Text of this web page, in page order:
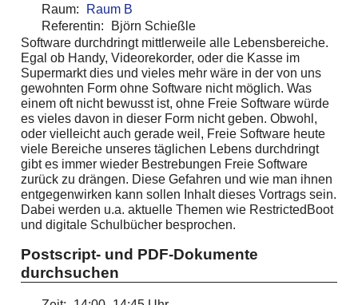
Raum:
Raum B
Referentin:
Björn Schießle
Software durchdringt mittlerweile alle Lebensbereiche.
Egal ob Handy, Videorekorder, oder die Kasse im
Supermarkt dies und vieles mehr wäre in der von uns
gewohnten Form ohne Software nicht möglich. Was
einem oft nicht bewusst ist, ohne Freie Software würde
es vieles davon in dieser Form nicht geben. Obwohl,
oder vielleicht auch gerade weil, Freie Software heute
viele Bereiche unseres täglichen Lebens durchdringt
gibt es immer wieder Bestrebungen Freie Software
zurück zu drängen. Diese Gefahren und wie man ihnen
entgegenwirken kann sollen Inhalt dieses Vortrags sein.
Dabei werden u.a. aktuelle Themen wie RestrictedBoot
und digitale Schulbücher besprochen.
Postscript- und PDF-Dokumente
durchsuchen